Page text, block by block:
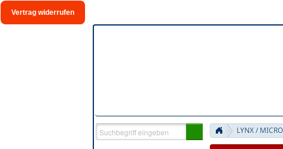
Vertrag widerrufen
LYNX /